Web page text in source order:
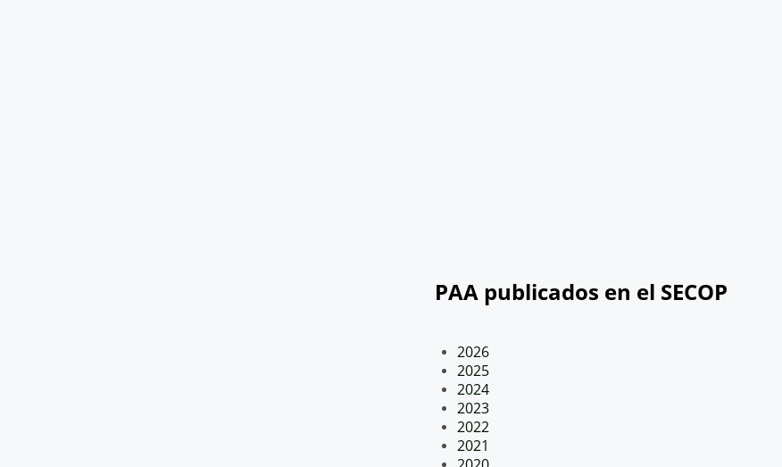
PAA publicados en el SECOP
2026
2025
2024
2023
2022
2021